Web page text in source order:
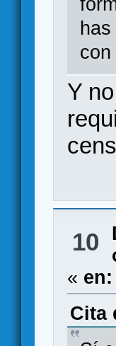
Y
10
« en:
Cita